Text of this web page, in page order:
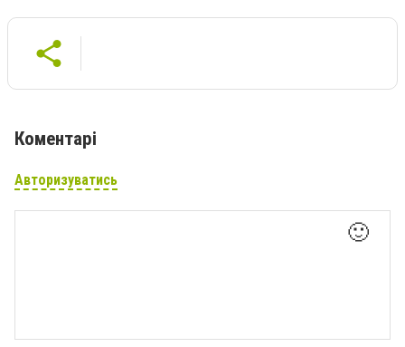
Коментарі
Авторизуватись
🙂